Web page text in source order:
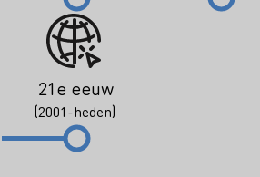
21e eeuw
(2001-heden)